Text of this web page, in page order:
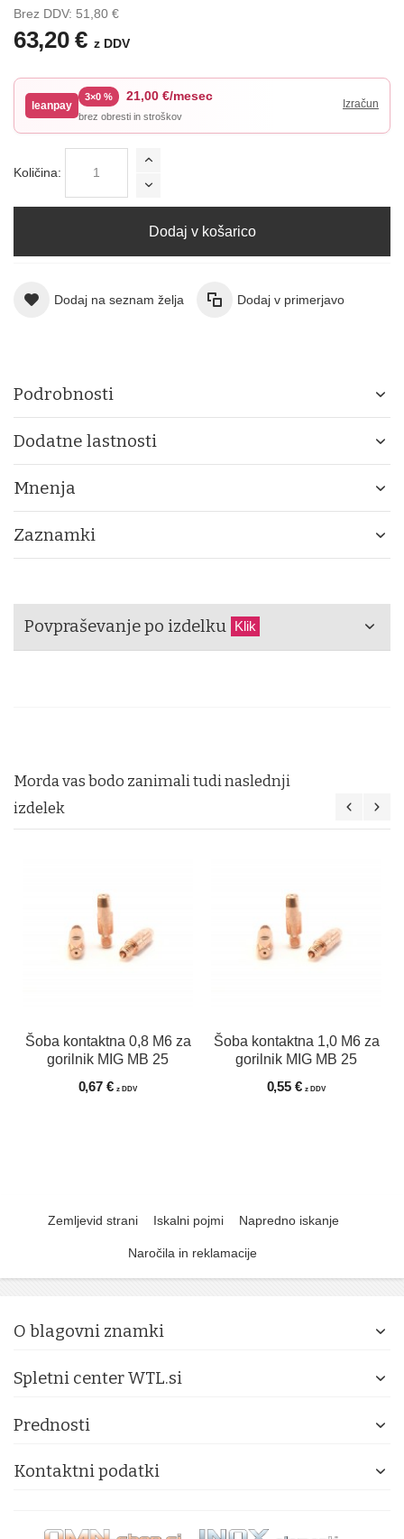
Brez DDV: 51,80 €
63,20 € z DDV
leanpay
3×0 % 21,00 €/mesec
brez obresti in stroškov
Količina:
Dodaj v košarico
Dodaj na seznam želja Dodaj v primerjavo
Podrobnosti
Dodatne lastnosti
Mnenja
Zaznamki
Povpraševanje po izdelku Klik
Morda vas bodo zanimali tudi naslednji
izdelek
Šoba kontaktna 0,8 M6 za
gorilnik MIG MB 25
0,67 €z DDV
Šoba kontaktna 1,0 M6 za
gorilnik MIG MB 25
0,55 €z DDV
Zemljevid strani Iskalni pojmi Napredno iskanje
Naročila in reklamacije
O blagovni znamki
Spletni center WTL.si
Prednosti
Kontaktni podatki